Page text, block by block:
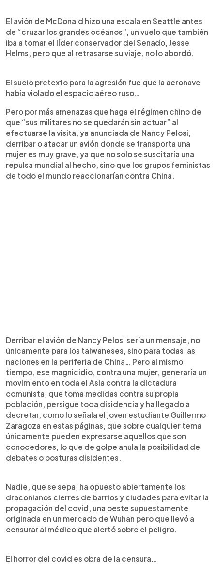
El avión de McDonald hizo una escala en Seattle antes
de “cruzar los grandes océanos”, un vuelo que también
iba a tomar el líder conservador del Senado, Jesse
Helms, pero que al retrasarse su viaje, no lo abordó.
El sucio pretexto para la agresión fue que la aeronave
había violado el espacio aéreo ruso…
Pero por más amenazas que haga el régimen chino de
que “sus militares no se quedarán sin actuar” al
efectuarse la visita, ya anunciada de Nancy Pelosi,
derribar o atacar un avión donde se transporta una
mujer es muy grave, ya que no solo se suscitaría una
repulsa mundial al hecho, sino que los grupos feministas
de todo el mundo reaccionarían contra China.
Derribar el avión de Nancy Pelosi sería un mensaje, no
únicamente para los taiwaneses, sino para todas las
naciones en la periferia de China… Pero al mismo
tiempo, ese magnicidio, contra una mujer, generaría un
movimiento en toda el Asia contra la dictadura
comunista, que toma medidas contra su propia
población, persigue toda disidencia y ha llegado a
decretar, como lo señala el joven estudiante Guillermo
Zaragoza en estas páginas, que sobre cualquier tema
únicamente pueden expresarse aquellos que son
conocedores, lo que de golpe anula la posibilidad de
debates o posturas disidentes.
Nadie, que se sepa, ha opuesto abiertamente los
draconianos cierres de barrios y ciudades para evitar la
propagación del covid, una peste supuestamente
originada en un mercado de Wuhan pero que llevó a
censurar al médico que alertó sobre el peligro.
El horror del covid es obra de la censura…